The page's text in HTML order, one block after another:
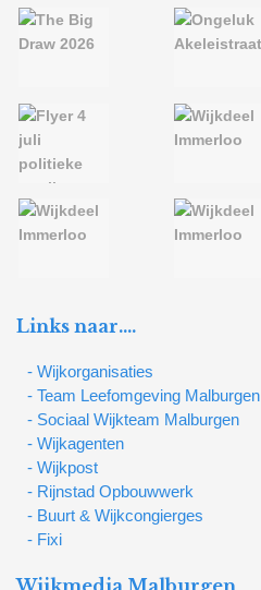
Links naar….
- Wijkorganisaties
- Team Leefomgeving Malburgen
- Sociaal Wijkteam Malburgen
- Wijkagenten
- Wijkpost
- Rijnstad Opbouwwerk
- Buurt & Wijkcongierges
- Fixi
Wijkmedia Malburgen